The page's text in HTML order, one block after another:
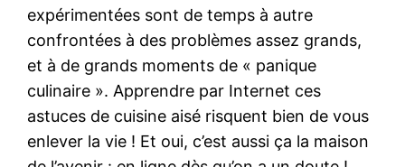
expérimentées sont de temps à autre
confrontées à des problèmes assez grands,
et à de grands moments de « panique
culinaire ». Apprendre par Internet ces
astuces de cuisine aisé risquent bien de vous
enlever la vie ! Et oui, c’est aussi ça la maison